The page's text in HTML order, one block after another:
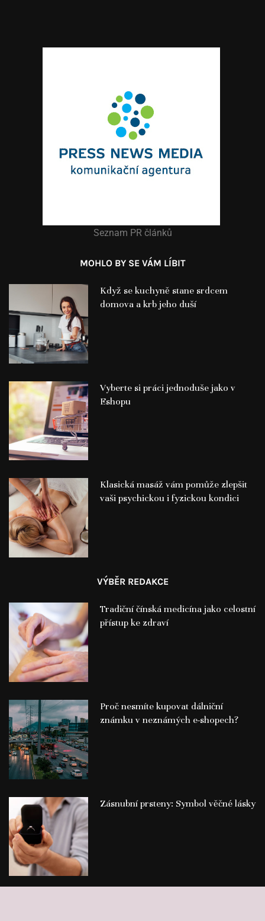
Seznam PR článků
MOHLO BY SE VÁM LÍBIT
Když se kuchyně stane srdcem
domova a krb jeho duší
Vyberte si práci jednoduše jako v
Eshopu
Klasická masáž vám pomůže zlepšit
vaši psychickou i fyzickou kondici
VÝBĚR REDAKCE
Tradiční čínská medicína jako celostní
přístup ke zdraví
Proč nesmíte kupovat dálniční
známku v neznámých e-shopech?
Zásnubní prsteny: Symbol věčné lásky